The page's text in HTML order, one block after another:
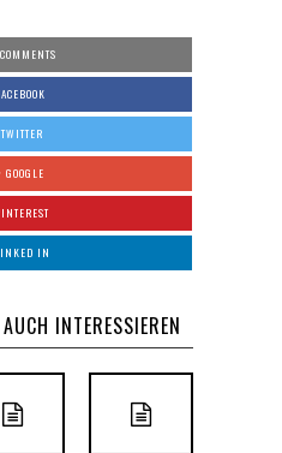
TWITTER
GOOGLE
IN
INTERESSIEREN